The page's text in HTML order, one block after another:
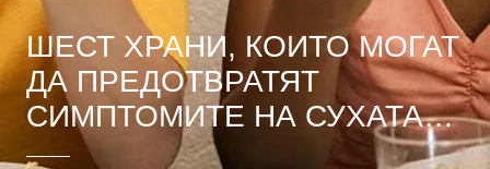
ШЕСТ ХРАНИ, КОИТО МОГАТ
ДА ПРЕДОТВРАТЯТ
СИМПТОМИТЕ НА СУХАТА
КОЖА